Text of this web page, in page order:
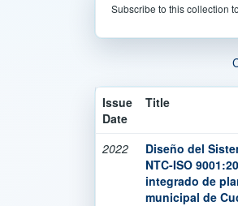
Subscribe to this collection
Issue
Date
Title
2022
Diseño del
NTC-ISO
integrado de
municipal de